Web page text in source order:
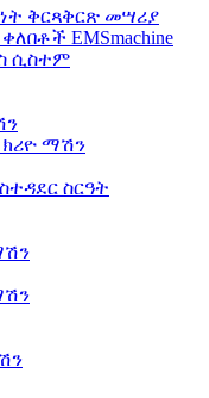
ቅርጻቅርጽ መሣሪያ
EMSmachine
ሲስተም
ማሽን
ስርዓት